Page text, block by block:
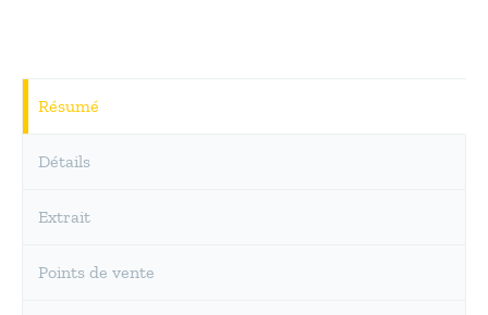
Résumé
Détails
Extrait
Points de vente